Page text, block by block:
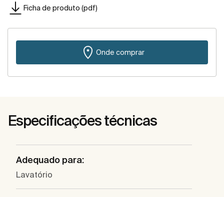
Ficha de produto (pdf)
Onde comprar
Especificações técnicas
Adequado para:
Lavatório